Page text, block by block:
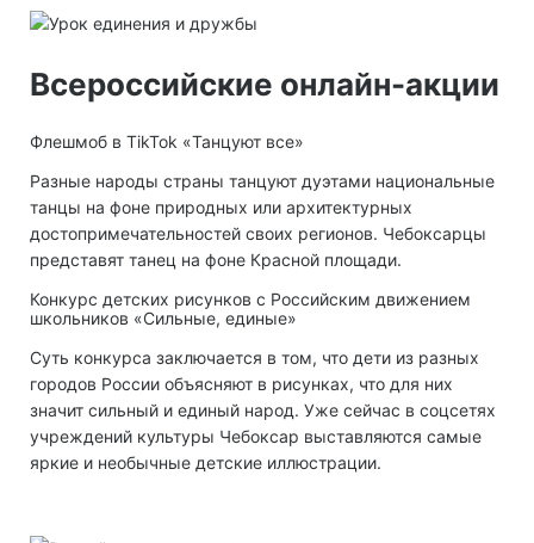
Всероссийские онлайн-акции
Флешмоб в TikTok «Танцуют все»
Разные народы страны танцуют дуэтами национальные
танцы на фоне природных или архитектурных
достопримечательностей своих регионов. Чебоксарцы
представят танец на фоне Красной площади.
Конкурс детских рисунков с Российским движением
школьников «Сильные, единые»
Суть конкурса заключается в том, что дети из разных
городов России объясняют в рисунках, что для них
значит сильный и единый народ. Уже сейчас в соцсетях
учреждений культуры Чебоксар выставляются самые
яркие и необычные детские иллюстрации.